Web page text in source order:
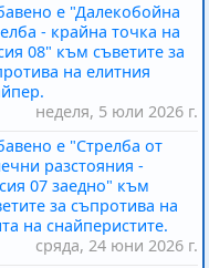
е "Далекобойна
- крайна точка на
08" към съветите за
на елитния
неделя, 5 юли 2026 г.
е "Стрелба от
разстояния -
07 заедно" към
за съпротива на
на снайперистите.
сряда, 24 юни 2026 г.